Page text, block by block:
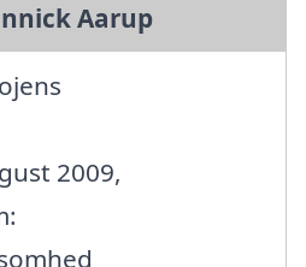
Aarup
2009,